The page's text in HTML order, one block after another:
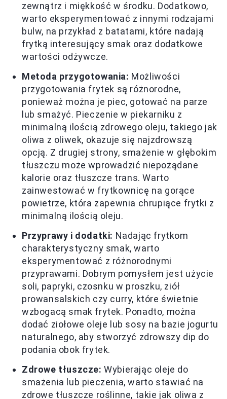
zewnątrz i miękkość w środku. Dodatkowo,
warto eksperymentować z innymi rodzajami
bulw, na przykład z batatami, które nadają
frytką interesujący smak oraz dodatkowe
wartości odżywcze.
Metoda przygotowania: Możliwości
przygotowania frytek są różnorodne,
ponieważ można je piec, gotować na parze
lub smażyć. Pieczenie w piekarniku z
minimalną ilością zdrowego oleju, takiego jak
oliwa z oliwek, okazuje się najzdrowszą
opcją. Z drugiej strony, smażenie w głębokim
tłuszczu może wprowadzić niepożądane
kalorie oraz tłuszcze trans. Warto
zainwestować w frytkownicę na gorące
powietrze, która zapewnia chrupiące frytki z
minimalną ilością oleju.
Przyprawy i dodatki: Nadając frytkom
charakterystyczny smak, warto
eksperymentować z różnorodnymi
przyprawami. Dobrym pomysłem jest użycie
soli, papryki, czosnku w proszku, ziół
prowansalskich czy curry, które świetnie
wzbogacą smak frytek. Ponadto, można
dodać ziołowe oleje lub sosy na bazie jogurtu
naturalnego, aby stworzyć zdrowszy dip do
podania obok frytek.
Zdrowe tłuszcze: Wybierając oleje do
smażenia lub pieczenia, warto stawiać na
zdrowe tłuszcze roślinne, takie jak oliwa z